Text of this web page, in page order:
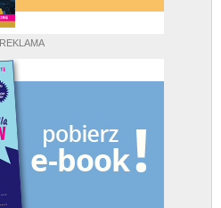
REKLAMA